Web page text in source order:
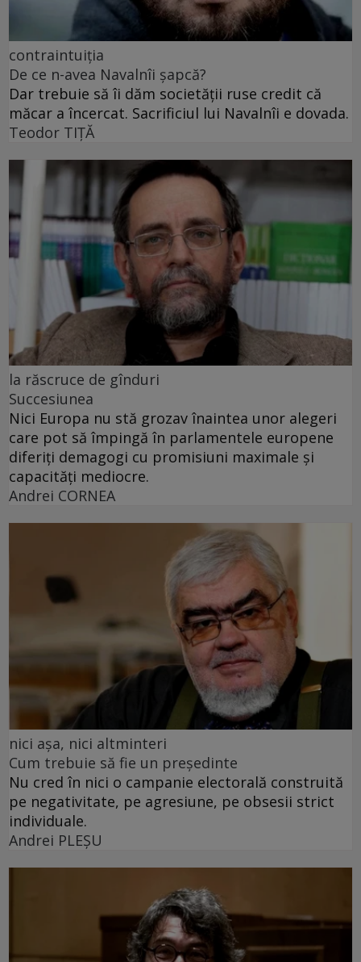
contraintuiția
De ce n-avea Navalnîi șapcă?
Dar trebuie să îi dăm societății ruse credit că
măcar a încercat. Sacrificiul lui Navalnîi e dovada.
Teodor TIŢĂ
la răscruce de gînduri
Succesiunea
Nici Europa nu stă grozav înaintea unor alegeri
care pot să împingă în parlamentele europene
diferiți demagogi cu promisiuni maximale și
capacități mediocre.
Andrei CORNEA
nici așa, nici altminteri
Cum trebuie să fie un președinte
Nu cred în nici o campanie electorală construită
pe negativitate, pe agresiune, pe obsesii strict
individuale.
Andrei PLEŞU